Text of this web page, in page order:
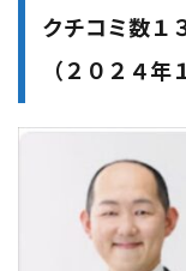
クチコミ数１
（２０２４年